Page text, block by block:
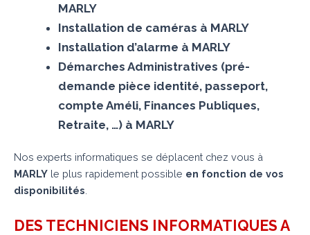
MARLY
Installation de caméras à MARLY
Installation d’alarme à MARLY
Démarches Administratives (pré-
demande pièce identité, passeport,
compte Améli, Finances Publiques,
Retraite, …) à MARLY
Nos experts informatiques se déplacent chez vous à
MARLY le plus rapidement possible en fonction de vos
disponibilités.
DES TECHNICIENS INFORMATIQUES A